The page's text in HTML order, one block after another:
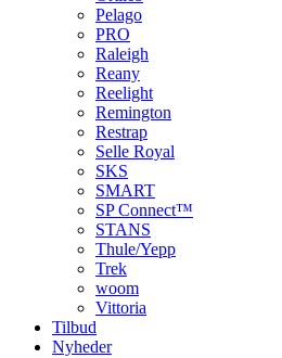
Pelago
PRO
Raleigh
Reany
Reelight
Remington
Restrap
Selle Royal
SKS
SMART
SP Connect™
STANS
Thule/Yepp
Trek
woom
Vittoria
Tilbud
Nyheder